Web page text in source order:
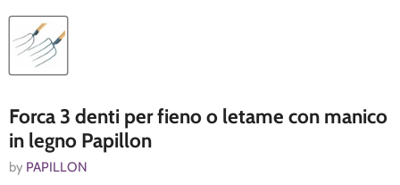
Forca 3 denti per fieno o letame con manico
in legno Papillon
by PAPILLON